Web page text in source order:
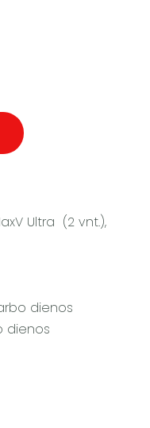
Ultra (2 vnt.),
dienos
dienos